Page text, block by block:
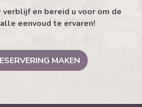
verblijf en bereid u voor om de
eenvoud te ervaren!
MAKEN